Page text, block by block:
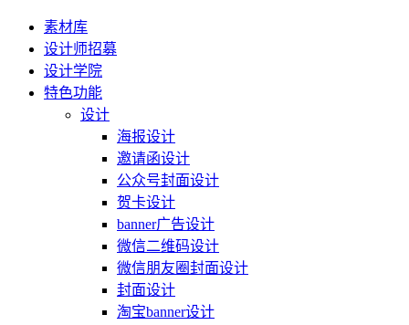
素材库
设计师招募
设计学院
特色功能
设计
海报设计
邀请函设计
公众号封面设计
贺卡设计
banner广告设计
微信二维码设计
微信朋友圈封面设计
封面设计
淘宝banner设计